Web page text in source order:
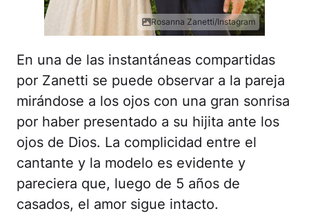
Rosanna Zanetti/Instagram
En una de las instantáneas compartidas
por Zanetti se puede observar a la pareja
mirándose a los ojos con una gran sonrisa
por haber presentado a su hijita ante los
ojos de Dios. La complicidad entre el
cantante y la modelo es evidente y
pareciera que, luego de 5 años de
casados, el amor sigue intacto.